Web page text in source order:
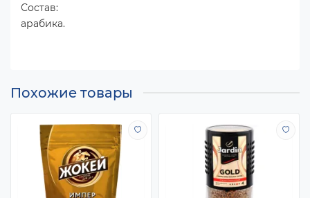
Состав:
арабика.
Похожие товары